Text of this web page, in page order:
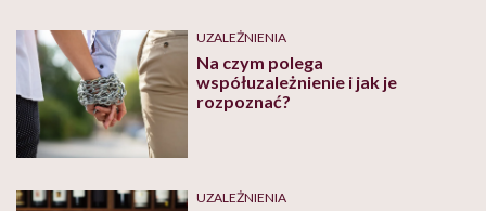
UZALEŻNIENIA
Na czym polega
współuzależnienie i jak je
rozpoznać?
UZALEŻNIENIA